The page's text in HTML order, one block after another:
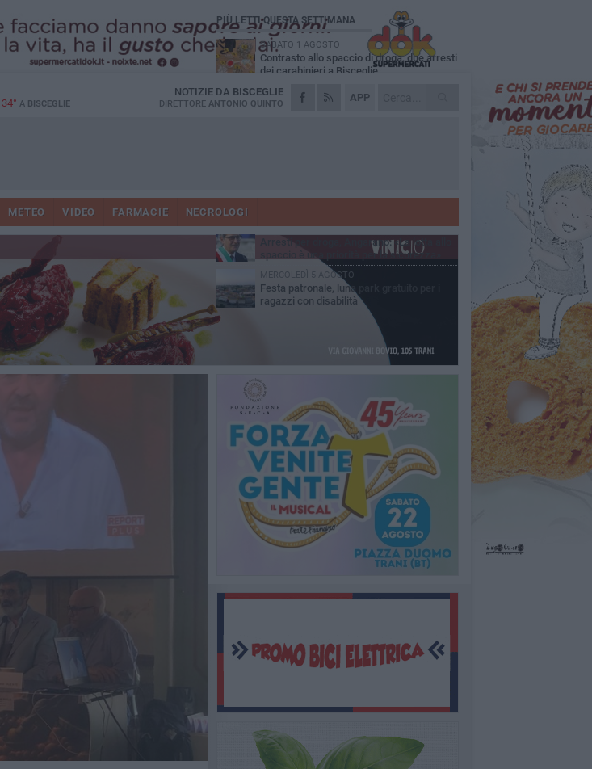
34° A BISCEGLIE
APP
NOTIZIE DA BISCEGLIE
DIRETTORE ANTONIO QUINTO
METEO VIDEO FARMACIE NECROLOGI
PIÙ LETTI QUESTA SETTIMANA
SABATO 1 AGOSTO
Contrasto allo spaccio di droga, due arresti
dei carabinieri a Bisceglie
MARTEDÌ 4 AGOSTO
Emergenza caldo, il Comune di Bisceglie
Due auto incendiate nella notte in via Dieta
SABATO 1 AGOSTO
Arresti per droga, Angarano: «La lotta allo
spaccio è una priorità per la sicurezza»
MERCOLEDÌ 5 AGOSTO
Festa patronale, luna park gratuito per i
ragazzi con disabilità